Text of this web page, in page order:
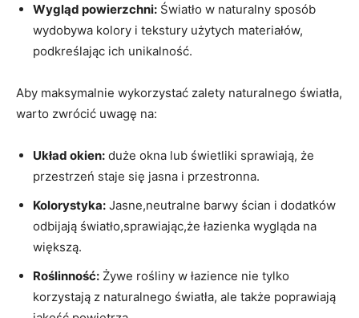
Wygląd powierzchni: Światło w naturalny sposób
wydobywa kolory i tekstury użytych materiałów,
podkreślając ich unikalność.
Aby maksymalnie wykorzystać zalety naturalnego światła,
warto zwrócić uwagę na:
Układ okien: duże okna lub świetliki sprawiają, że
przestrzeń staje się jasna i przestronna.
Kolorystyka: Jasne,neutralne barwy ścian i dodatków
odbijają światło,sprawiając,że łazienka wygląda na
większą.
Roślinność: Żywe rośliny w łazience nie tylko
korzystają z naturalnego światła, ale także poprawiają